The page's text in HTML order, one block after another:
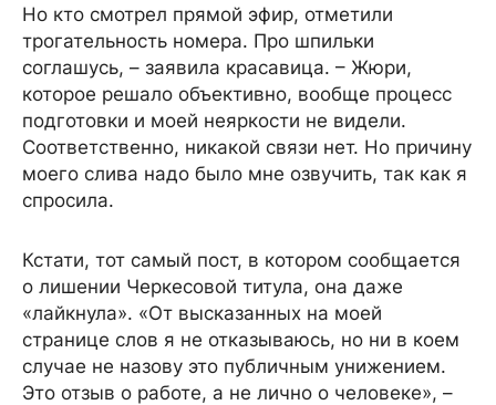
Но кто смотрел прямой эфир, отметили
трогательность номера. Про шпильки
соглашусь, – заявила красавица. – Жюри,
которое решало объективно, вообще процесс
подготовки и моей неяркости не видели.
Соответственно, никакой связи нет. Но причину
моего слива надо было мне озвучить, так как я
спросила.
Кстати, тот самый пост, в котором сообщается
о лишении Черкесовой титула, она даже
«лайкнула». «От высказанных на моей
странице слов я не отказываюсь, но ни в коем
случае не назову это публичным унижением.
Это отзыв о работе, а не лично о человеке», –